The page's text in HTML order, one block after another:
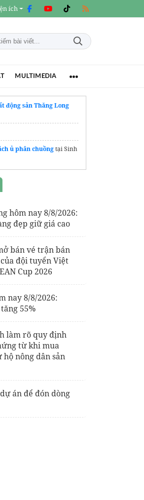
ích
MULTIMEDIA
động sản Thăng Long
ủ phân chuồngtại Sinh
hôm nay 8/8/2026:
đẹp giữ giá cao
bán vé trận bán
đội tuyển Việt
Cup 2026
nay 8/8/2026:
55%
làm rõ quy định
từ khi mua
hộ nông dân sản
án để đón dòng